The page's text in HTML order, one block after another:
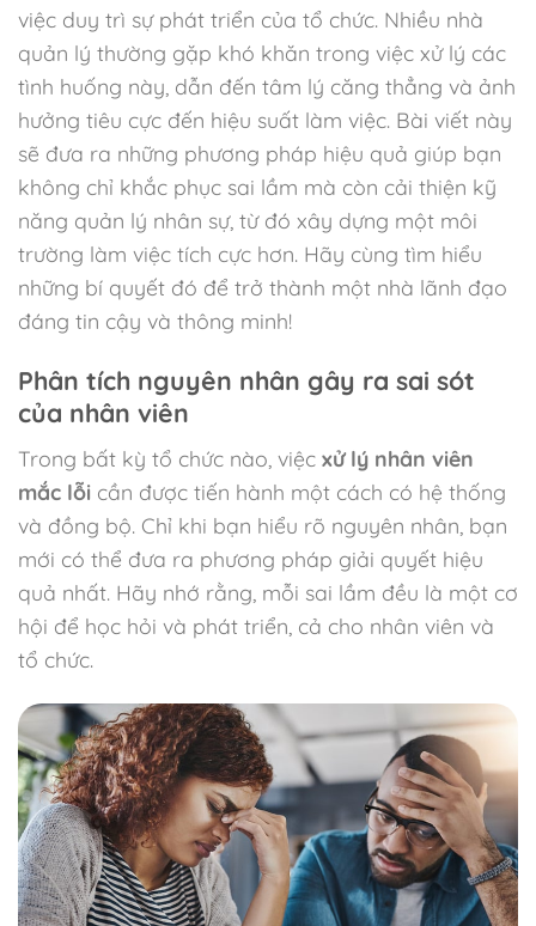
việc duy trì sự phát triển của tổ chức. Nhiều nhà
quản lý thường gặp khó khăn trong việc xử lý các
tình huống này, dẫn đến tâm lý căng thẳng và ảnh
hưởng tiêu cực đến hiệu suất làm việc. Bài viết này
sẽ đưa ra những phương pháp hiệu quả giúp bạn
không chỉ khắc phục sai lầm mà còn cải thiện kỹ
năng quản lý nhân sự, từ đó xây dựng một môi
trường làm việc tích cực hơn. Hãy cùng tìm hiểu
những bí quyết đó để trở thành một nhà lãnh đạo
đáng tin cậy và thông minh!
Phân tích nguyên nhân gây ra sai sót
của nhân viên
Trong bất kỳ tổ chức nào, việc xử lý nhân viên
mắc lỗi cần được tiến hành một cách có hệ thống
và đồng bộ. Chỉ khi bạn hiểu rõ nguyên nhân, bạn
mới có thể đưa ra phương pháp giải quyết hiệu
quả nhất. Hãy nhớ rằng, mỗi sai lầm đều là một cơ
hội để học hỏi và phát triển, cả cho nhân viên và
tổ chức.